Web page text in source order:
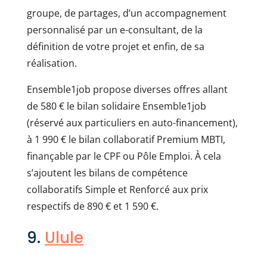
groupe, de partages, d’un accompagnement
personnalisé par un e-consultant, de la
définition de votre projet et enfin, de sa
réalisation.
Ensemble1job propose diverses offres allant
de 580 € le bilan solidaire Ensemble1job
(réservé aux particuliers en auto-financement),
à 1 990 € le bilan collaboratif Premium MBTI,
finançable par le CPF ou Pôle Emploi. À cela
s’ajoutent les bilans de compétence
collaboratifs Simple et Renforcé aux prix
respectifs de 890 € et 1 590 €.
9. Ulule